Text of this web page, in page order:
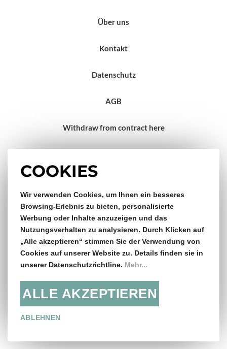
COOKIES
Wir verwenden Cookies, um Ihnen ein besseres
Browsing-Erlebnis zu bieten, personalisierte
Werbung oder Inhalte anzuzeigen und das
Nutzungsverhalten zu analysieren. Durch Klicken auf
„Alle akzeptieren“ stimmen Sie der Verwendung von
Cookies auf unserer Website zu. Details finden sie in
unserer Datenschutzrichtline. Mehr...
ALLE AKZEPTIEREN
ABLEHNEN
Über uns
Kontakt
Datenschutz
AGB
Withdraw from contract here
Gratis Versand & Rückversand
ab €150,- Bestellwert
14 Tage Rückgaberecht